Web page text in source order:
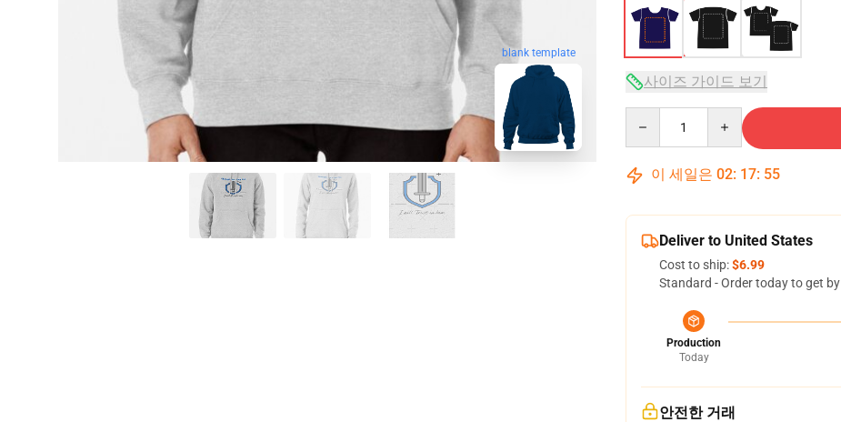
blank template
사이즈 가이드 보기
이 세일은 02: 17: 54
Deliver to United States
Cost to ship:$6.99
Standard - Order today to get by
Production
Today
안전한 거래